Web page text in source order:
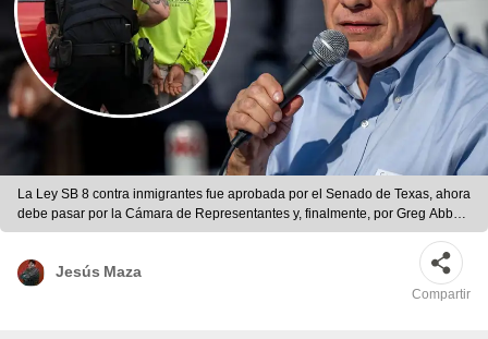
La Ley SB 8 contra inmigrantes fue aprobada por el Senado de Texas, ahora
debe pasar por la Cámara de Representantes y, finalmente, por Greg Abbott.
Foto: composición LR/ABC/ICE
Jesús Maza
Compartir